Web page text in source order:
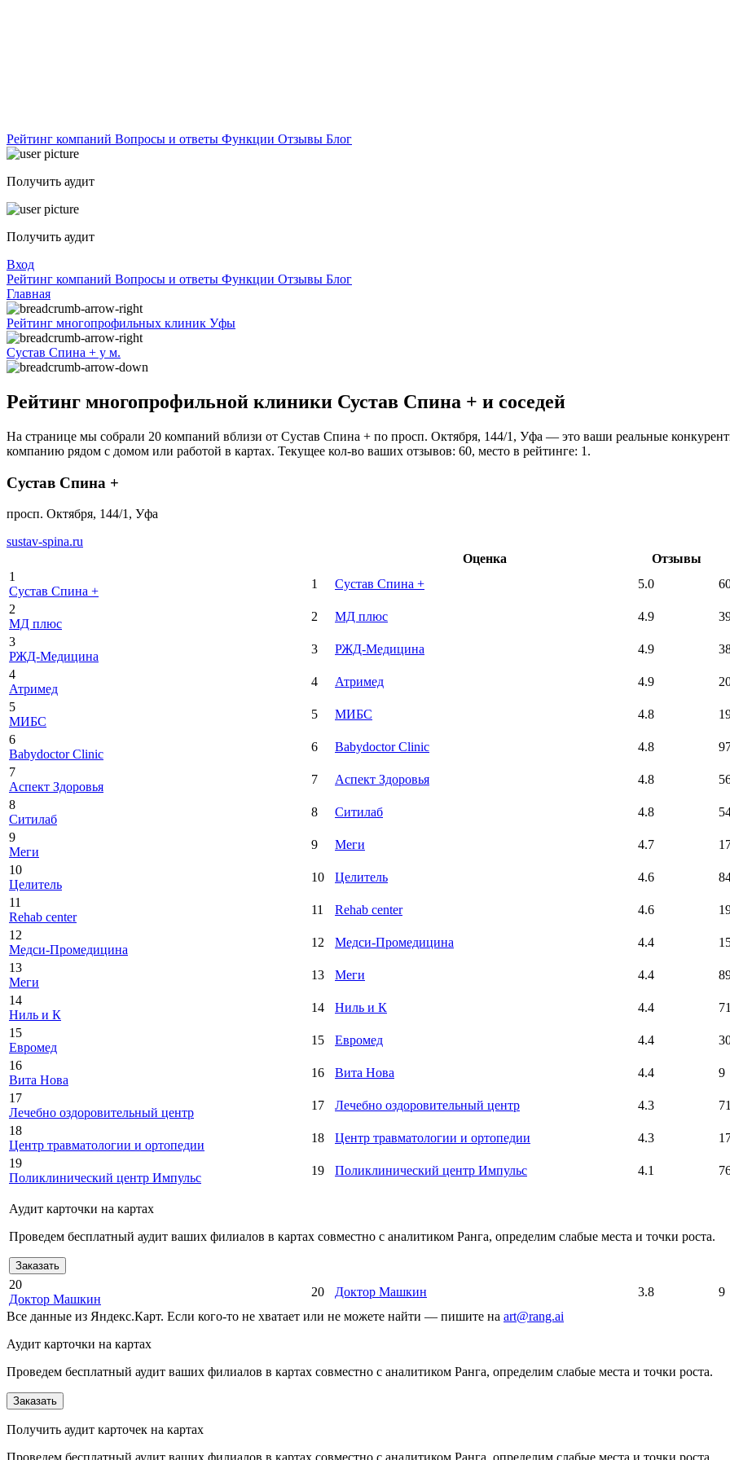
Рейтинг компаний Вопросы и ответы Функции Отзывы Блог
Получить аудит
Получить аудит
Вход
Рейтинг компаний Вопросы и ответы Функции Отзывы Блог
Главная
Рейтинг многопрофильных клиник Уфы
Сустав Спина + у м.
Рейтинг многопрофильной клиники Сустав Спина + и соседей
На странице мы собрали 20 компаний вблизи от Сустав Спина + по просп. Октября, 144/1, Уфа — это ваши реальные
компанию рядом с домом или работой в картах. Текущее кол-во ваших отзывов: 60, место в рейтинге: 1.
Сустав Спина +
просп. Октября, 144/1, Уфа
sustav-spina.ru
Оценка
Отзывы
1
Сустав Спина +
1 Сустав Спина + 5.0
2
МД плюс
2 МД плюс 4.9
3
РЖД-Медицина
3 РЖД-Медицина 4.9
4
Атримед
4 Атримед 4.9
5
МИБС
5 МИБС 4.8
6
Babydoctor Clinic
6 Babydoctor Clinic 4.8
7
Аспект Здоровья
7 Аспект Здоровья 4.8
8
Ситилаб
8 Ситилаб 4.8
9
Меги
9 Меги 4.7
10
Целитель
10 Целитель 4.6
11
Rehab center
11 Rehab center 4.6
12
Медси-Промедицина
12 Медси-Промедицина 4.4
13
Меги
13 Меги 4.4
14
Ниль и К
14 Ниль и К 4.4
71
15
Евромед
15 Евромед 4.4
16
Вита Нова
16 Вита Нова 4.4
9
17
Лечебно оздоровительный центр
17 Лечебно оздоровительный центр 4.3
71
18
Центр травматологии и ортопедии
18 Центр травматологии и ортопедии 4.3
19
Поликлинический центр Импульс
19 Поликлинический центр Импульс 4.1
Аудит карточки на картах
Проведем бесплатный аудит ваших филиалов в картах совместно с аналитиком Ранга, определим слабые места и точки роста.
Заказать
20
Доктор Машкин
20 Доктор Машкин 3.8
9
Все данные из Яндекс.Карт. Если кого-то не хватает или не можете найти — пишите на art@rang.ai
Аудит карточки на картах
Проведем бесплатный аудит ваших филиалов в картах совместно с аналитиком Ранга, определим слабые места и точки роста.
Заказать
Получить аудит карточек на картах